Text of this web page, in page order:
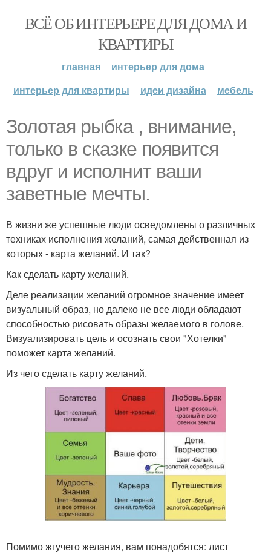
ВСЁ ОБ ИНТЕРЬЕРЕ ДЛЯ ДОМА И
КВАРТИРЫ
главная
интерьер для дома
интерьер для квартиры
идеи дизайна мебель
Золотая рыбка , внимание,
только в сказке появится
вдруг и исполнит ваши
заветные мечты.
В жизни же успешные люди осведомлены о различных
техниках исполнения желаний, самая действенная из
которых - карта желаний. И так?
Как сделать карту желаний.
Деле реализации желаний огромное значение имеет
визуальный образ, но далеко не все люди обладают
способностью рисовать образы желаемого в голове.
Визуализировать цель и осознать свои "Хотелки"
поможет карта желаний.
Из чего сделать карту желаний.
Помимо жгучего желания, вам понадобятся: лист